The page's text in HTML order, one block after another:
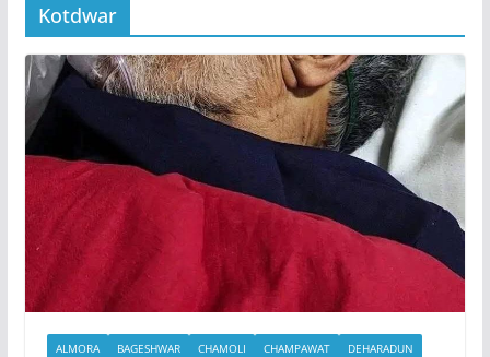
Kotdwar
ALMORA BAGESHWAR CHAMOLI CHAMPAWAT
DEHARADUN